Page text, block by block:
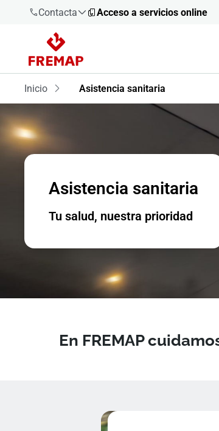
Contacta
900 61 00
61
+34 91
919 61 61
900 61 00
Acceso a servicios online
Inicio Asistencia sanitaria
Asistencia sanitaria
Tu salud, nuestra prioridad
En FREMAP